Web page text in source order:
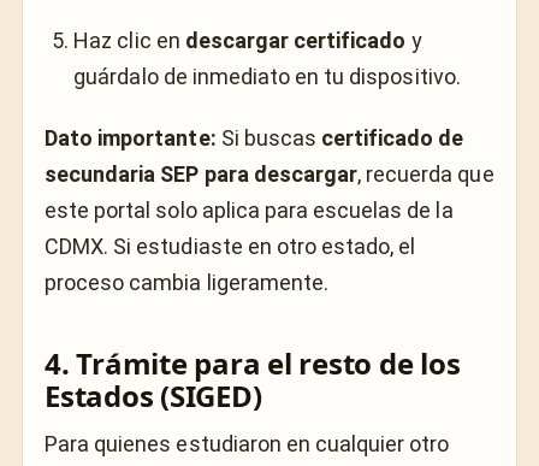
Haz clic en descargar certificado y
guárdalo de inmediato en tu dispositivo.
Dato importante: Si buscas certificado de
secundaria SEP para descargar, recuerda que
este portal solo aplica para escuelas de la
CDMX. Si estudiaste en otro estado, el
proceso cambia ligeramente.
4. Trámite para el resto de los
Estados (SIGED)
Para quienes estudiaron en cualquier otro